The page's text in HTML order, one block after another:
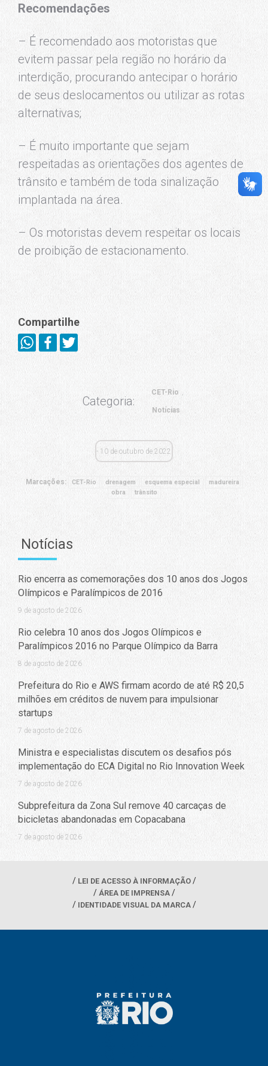
Recomendações
– É recomendado aos motoristas que
evitem passar pela região no horário da
interdição, procurando antecipar o horário
de seus deslocamentos ou utilizar as rotas
alternativas;
– É muito importante que sejam
respeitadas as orientações dos agentes de
trânsito e também de toda sinalização
implantada na área.
– Os motoristas devem respeitar os locais
de proibição de estacionamento.
Compartilhe
Categoria:
CET-Rio
Notícias
10 de outubro de 2022
Marcações: CET-Rio drenagem esquema especial
madureira
obra
trânsito
Notícias
Rio encerra as comemorações dos 10 anos dos Jogos
Olímpicos e Paralímpicos de 2016
9 de agosto de 2026
Rio celebra 10 anos dos Jogos Olímpicos e
Paralímpicos 2016 no Parque Olímpico da Barra
8 de agosto de 2026
Prefeitura do Rio e AWS firmam acordo de até R$ 20,5
milhões em créditos de nuvem para impulsionar
startups
7 de agosto de 2026
Ministra e especialistas discutem os desafios pós
implementação do ECA Digital no Rio Innovation Week
7 de agosto de 2026
Subprefeitura da Zona Sul remove 40 carcaças de
bicicletas abandonadas em Copacabana
7 de agosto de 2026
LEI DE ACESSO À INFORMAÇÃO
ÁREA DE IMPRENSA
IDENTIDADE VISUAL DA MARCA